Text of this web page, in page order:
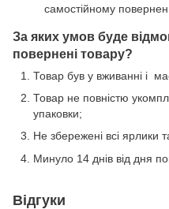
самостійному
За яких умов буде
повернені товару?
Товар був у вживанні і
Товар не повністю
упаковки;
Не збережені всі ярлики
Минуло 14 днів від дня
Відгуки